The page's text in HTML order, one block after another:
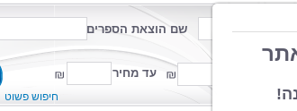
שם הוצאת הספרים
עד מחיר
חיפוש פשוט